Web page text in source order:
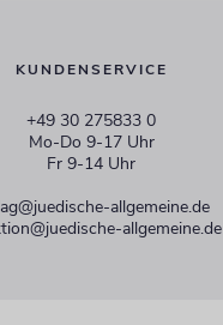
KUNDENSERVICE
+49 30 275833 0
Mo-Do 9-17 Uhr
Fr 9-14 Uhr
allgemeine.de
allgemeine.de